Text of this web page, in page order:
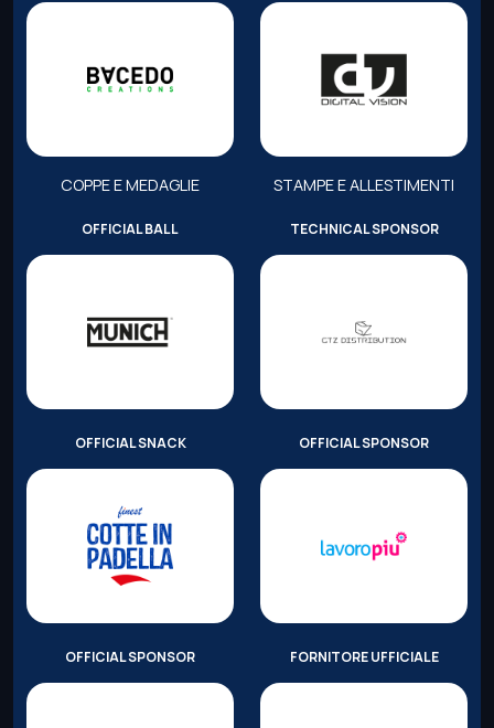
COPPE E MEDAGLIE STAMPE E ALLESTIMENTI
OFFICIAL BALL TECHNICAL SPONSOR
OFFICIAL SNACK OFFICIAL SPONSOR
OFFICIAL SPONSOR FORNITORE UFFICIALE